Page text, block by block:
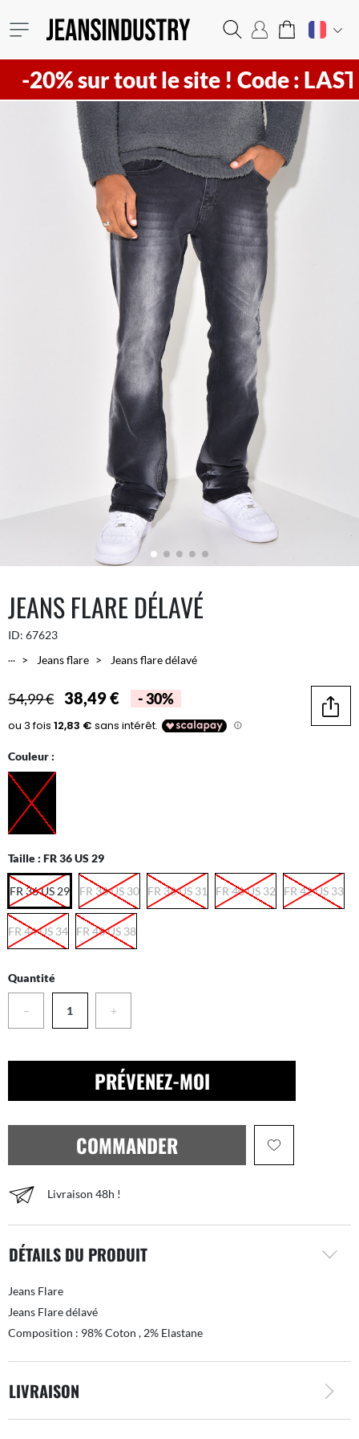
sur tout le site !Code : LAST20 !
JEANS FLARE DÉLAVÉ
ID: 67623
...
Jeans flare Jeans flare délavé
54,99 € 38,49 € - 30%
Couleur :
Taille : FR 36 US 29
FR 36 US 29 FR 38 US 30 FR 38 US 31 FR 40 US 32 FR 42 US 33
FR 44 US 34 FR 48 US 38
Quantité
− +
PRÉVENEZ-MOI
COMMANDER
Livraison 48h !
DÉTAILS DU PRODUIT
Jeans Flare
Jeans Flare délavé
Composition : 98% Coton , 2% Elastane
LIVRAISON